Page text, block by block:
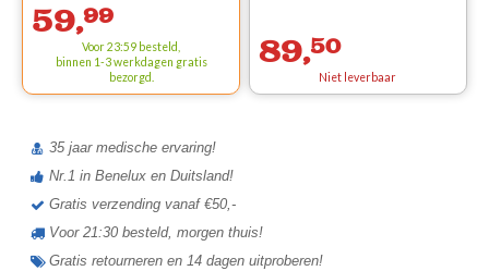
59,99
Voor 23:59 besteld,
binnen 1-3 werkdagen gratis
bezorgd.
89,50
Niet leverbaar
35 jaar medische ervaring!
Nr.1 in Benelux en Duitsland!
Gratis verzending vanaf €50,-
Voor 21:30 besteld, morgen thuis!
Gratis retourneren en 14 dagen uitproberen!